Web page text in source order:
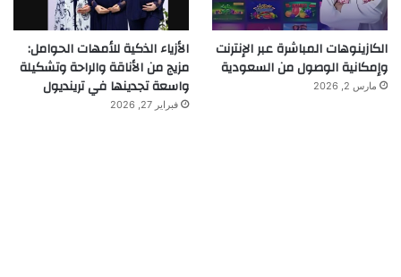
الكازينوهات المباشرة عبر الإنترنت
وإمكانية الوصول من السعودية
مارس 2, 2026
الأزياء الذكية للأمهات الحوامل:
مزيج من الأناقة والراحة وتشكيلة
واسعة تجدينها في ترينديول
فبراير 27, 2026